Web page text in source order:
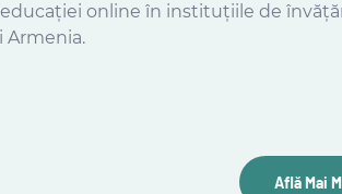
online în instituțiile de
Armenia.
Află Mai